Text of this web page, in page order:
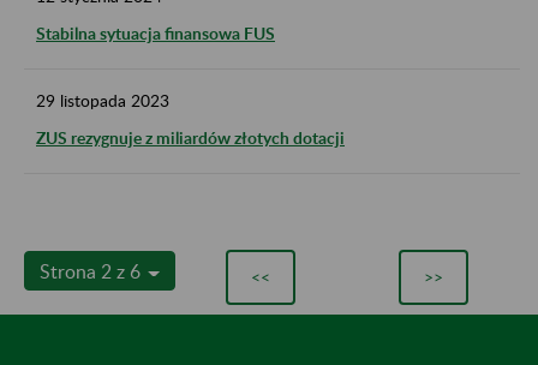
Stabilna sytuacja finansowa FUS
29 listopada 2023
ZUS rezygnuje z miliardów złotych dotacji
Strona 2 z 6 << >>